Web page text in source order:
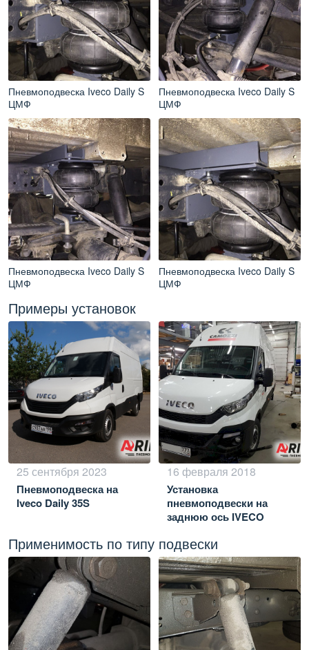
Пневмоподвеска Iveco Daily S
ЦМФ
Пневмоподвеска Iveco Daily S
ЦМФ
Пневмоподвеска Iveco Daily S
ЦМФ
Пневмоподвеска Iveco Daily S
ЦМФ
Примеры установок
25 сентября 2023
Пневмоподвеска на
Iveco Daily 35S
16 февраля 2018
Установка
пневмоподвески на
заднюю ось IVECO
Применимость по типу подвески